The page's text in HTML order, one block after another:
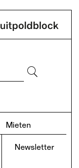
Mieten
Newsletter